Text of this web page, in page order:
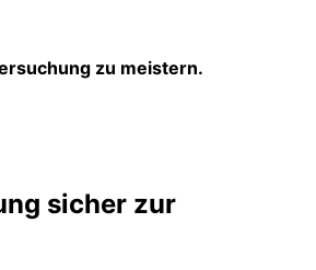
zu meistern.
sicher zur